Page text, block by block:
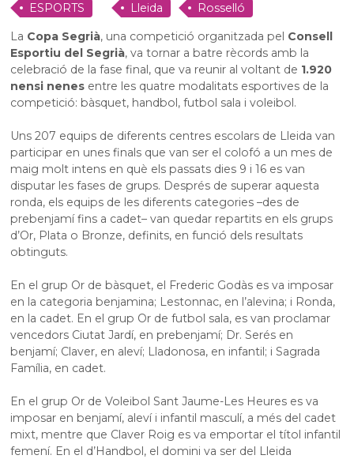
ESPORTS Lleida
Rosselló
La Copa Segrià, una competició organitzada pel Consell
Esportiu del Segrià, va tornar a batre rècords amb la
celebració de la fase final, que va reunir al voltant de 1.920
nensi nenes entre les quatre modalitats esportives de la
competició: bàsquet, handbol, futbol sala i voleibol.
Uns 207 equips de diferents centres escolars de Lleida van
participar en unes finals que van ser el colofó a un mes de
maig molt intens en què els passats dies 9 i 16 es van
disputar les fases de grups. Després de superar aquesta
ronda, els equips de les diferents categories –des de
prebenjamí fins a cadet– van quedar repartits en els grups
d’Or, Plata o Bronze, definits, en funció dels resultats
obtinguts.
En el grup Or de bàsquet, el Frederic Godàs es va imposar
en la categoria benjamina; Lestonnac, en l’alevina; i Ronda,
en la cadet. En el grup Or de futbol sala, es van proclamar
vencedors Ciutat Jardí, en prebenjamí; Dr. Serés en
benjamí; Claver, en aleví; Lladonosa, en infantil; i Sagrada
Família, en cadet.
En el grup Or de Voleibol Sant Jaume-Les Heures es va
imposar en benjamí, aleví i infantil masculí, a més del cadet
mixt, mentre que Claver Roig es va emportar el títol infantil
femení. En el d’Handbol, el domini va ser del Lleida